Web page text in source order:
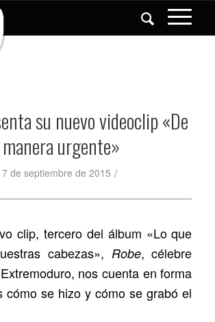
su nuevo videoclip «De
manera urgente»
7 de septiembre de 2015 /
clip, tercero del álbum «Lo que
cabezas», Robe, célebre
nos cuenta en forma
cómo se hizo y cómo se grabó el